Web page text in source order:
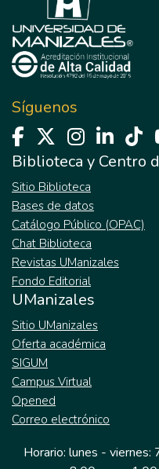
Síguenos
Biblioteca y Centro
Sitio Biblioteca
Bases de datos
Catálogo Público (OPAC)
Chat Biblioteca
Revistas UManizales
Fondo Editorial
UManizales
Sitio UManizales
Oferta académica
SIGUM
Campus Virtual
Opened
Correo electrónico
Horario: lunes - viernes: